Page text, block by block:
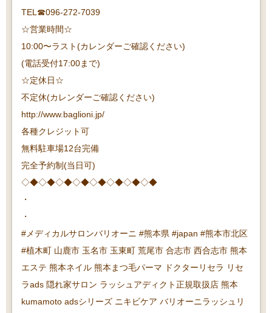
TEL☎︎096-272-7039
☆営業時間☆
10:00〜ラスト(カレンダーご確認ください)
(電話受付17:00まで)
☆定休日☆
不定休(カレンダーご確認ください)
http://www.baglioni.jp/
各種クレジット可
無料駐車場12台完備
完全予約制(当日可)
◇◆◇◆◇◆◇◆◇◆◇◆◇◆◇◆
・
・
#メディカルサロンバリオーニ #熊本県 #japan #熊本市北区
#植木町 山鹿市 玉名市 玉東町 荒尾市 合志市 西合志市 熊本
エステ 熊本ネイル 熊本まつ毛パーマ ドクターリセラ リセ
ラads 隠れ家サロン ラッシュアディクト正規取扱店 熊本
kumamoto adsシリーズ ニキビケア バリオーニラッシュリ